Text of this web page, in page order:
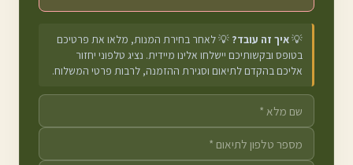
💡איך זה עובד? 💡 לאחר בחירת המנות, מלאו את פרטיכם
בטופס ובקשותיכם יישלחו אלינו מיידית. נציג טלפוני יחזור
אליכם בהקדם לתיאום וסגירת ההזמנה, לרבות פרטי המשלוח.